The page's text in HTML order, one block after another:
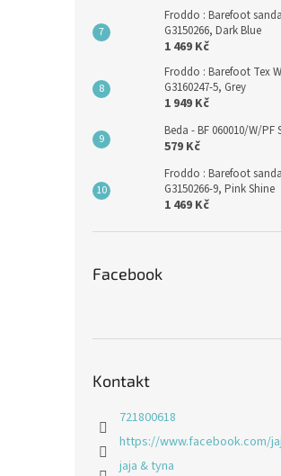
Froddo : Barefoot
G3150266, Dark Blue
1 469 Kč
Froddo : Barefoot Tex
G3160247-5, Grey
1 949 Kč
Beda - BF 060010/W/PF
579 Kč
Froddo : Barefoot
G3150266-9, Pink Shine
1 469 Kč
Facebook
Kontakt
721800618
https://www.facebook.com/
jaja & tyna